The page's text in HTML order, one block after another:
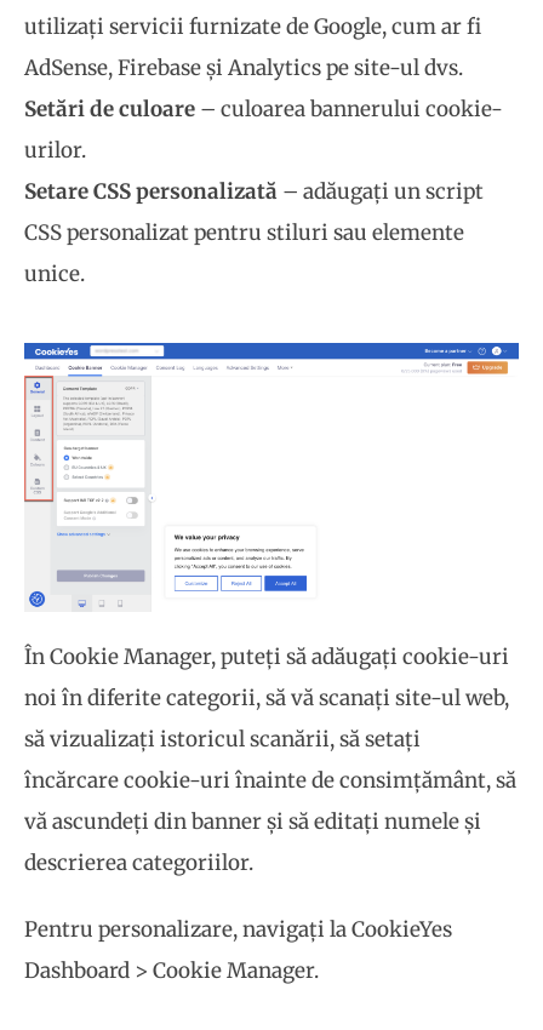
utilizați servicii furnizate de Google, cum ar fi
AdSense, Firebase și Analytics pe site-ul dvs.
Setări de culoare – culoarea bannerului cookie-
urilor.
Setare CSS personalizată – adăugați un script
CSS personalizat pentru stiluri sau elemente
unice.
În Cookie Manager, puteți să adăugați cookie-uri
noi în diferite categorii, să vă scanați site-ul web,
să vizualizați istoricul scanării, să setați
încărcare cookie-uri înainte de consimțământ, să
vă ascundeți din banner și să editați numele și
descrierea categoriilor.
Pentru personalizare, navigați la CookieYes
Dashboard > Cookie Manager.